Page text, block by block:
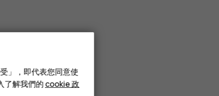
」，即代表您同意使
了解我們的cookie 政